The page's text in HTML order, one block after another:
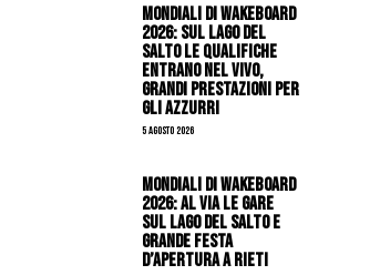
Mondiali di Wakeboard
2026: sul Lago del
Salto le qualifiche
entrano nel vivo,
grandi prestazioni per
gli azzurri
5 Agosto 2026
Mondiali di Wakeboard
2026: al via le gare
sul Lago del Salto e
grande festa
d’apertura a Rieti